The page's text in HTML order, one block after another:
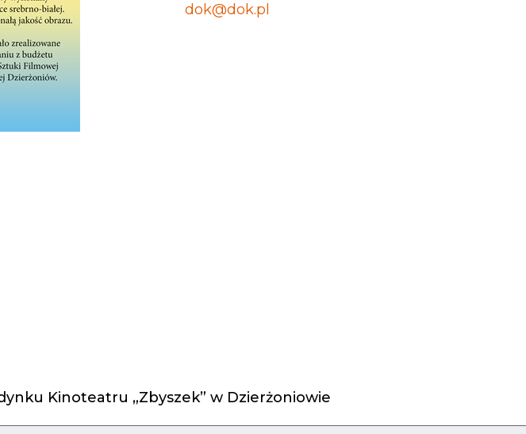
dok@dok.pl
Kinoteatru „Zbyszek” w Dzierżoniowie